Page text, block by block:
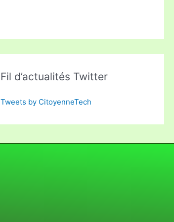
Fil d’actualités Twitter
Tweets by CitoyenneTech